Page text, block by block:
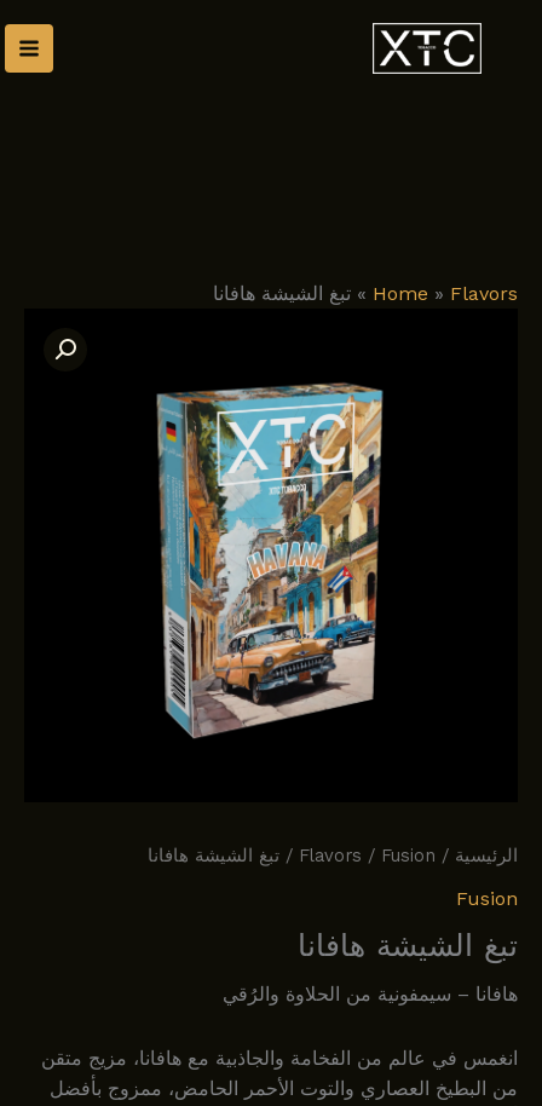
Home»Flavors
»تبغ الشيشة هافانا
الرئيسية/
Flavors/Fusion / تبغ الشيشة هافانا
Fusion
تبغ الشيشة هافانا
هافانا – سيمفونية من الحلاوة والرُقي
انغمس في عالم من الفخامة والجاذبية مع هافانا، مزيج متقن
من البطيخ العصاري والتوت الأحمر الحامض، ممزوج بأفضل